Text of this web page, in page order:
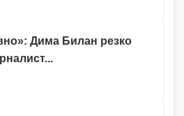
Дима Билан резко